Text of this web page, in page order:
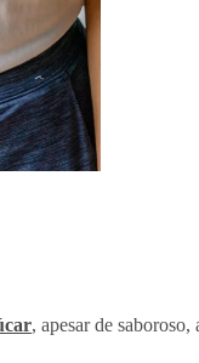
, apesar de saboroso,